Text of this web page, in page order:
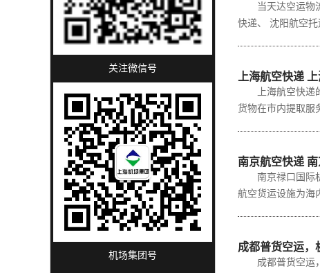
关注微信号
机场集团号
当天达空运物流
快递、 沈阳航空
上海航空快递
上海航空快递的
货物在市内提取服
南京航空快递
南京禄口国际机
航空货运设施为海
成都普货空运，
成都普货空运，